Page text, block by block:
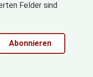
Felder sind
Abonnieren